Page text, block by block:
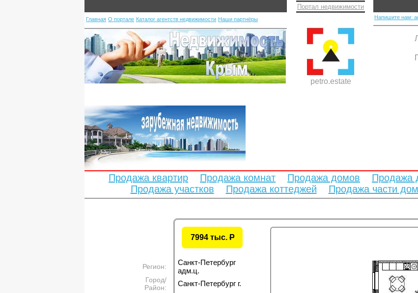
Главная О портале Каталог агентств недвижимости Наши партнёры
Портал недвижимости
petro.estate
Напишите нам:
Продажа квартир Продажа комнат Продажа домов Продажа
Продажа участков
Продажа коттеджей Продажа части
7994 тыс.P
Регион:
Санкт-Петербург
адм.ц.
Город/
Район:
Санкт-Петербург г.